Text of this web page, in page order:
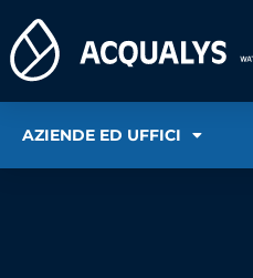
AZIENDE ED UFFICI